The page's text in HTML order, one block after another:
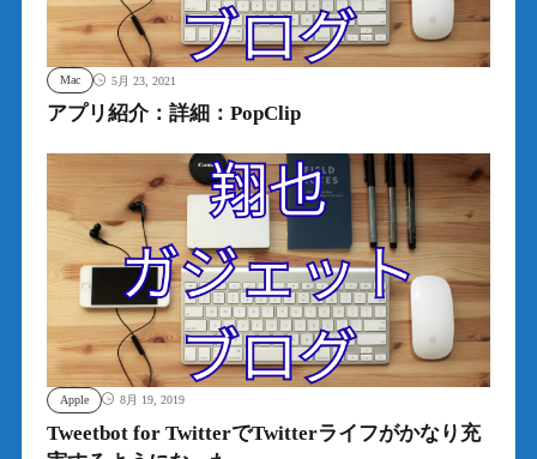
Mac 5月 23, 2021
アプリ紹介：詳細：PopClip
Apple 8月 19, 2019
Tweetbot for TwitterでTwitterライフがかなり充